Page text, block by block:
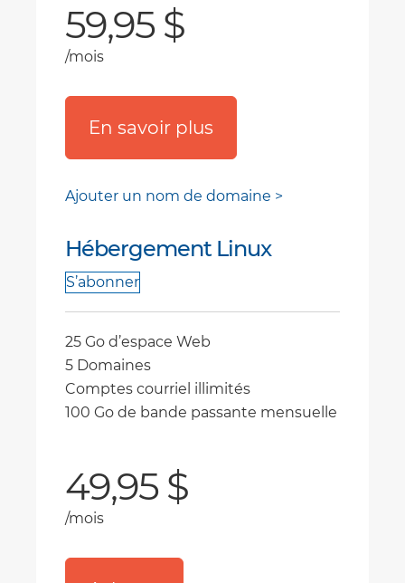
59,95 $
/mois
En savoir plus
Ajouter un nom de domaine >
Hébergement Linux
S’abonner
25 Go d’espace Web
5 Domaines
Comptes courriel illimités
100 Go de bande passante mensuelle
49,95 $
/mois